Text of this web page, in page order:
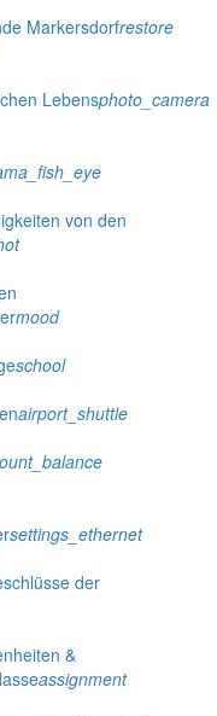
Markersdorfrestore
Lebensphoto_camera
von den
mood
school
airport_shuttle
settings_ethernet
der
&
assignment